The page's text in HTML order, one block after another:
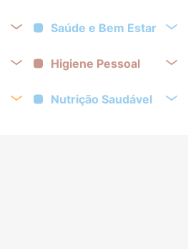
Saúde e Bem Estar
Higiene Pessoal
Nutrição Saudável